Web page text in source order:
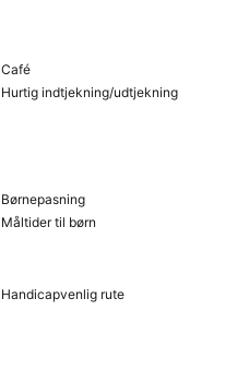
Café
Hurtig indtjekning/udtjekning
Børnepasning
Måltider til børn
Handicapvenlig rute